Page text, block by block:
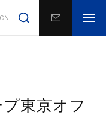
CN
プ東京オフ